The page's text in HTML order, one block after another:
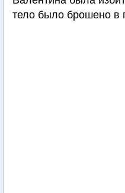
тело было брошено в